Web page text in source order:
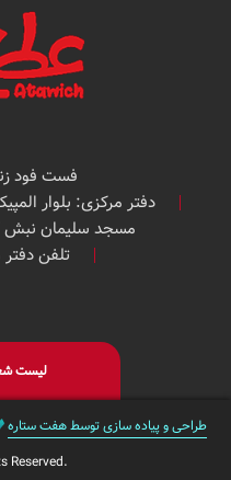
فست فود
دفتر مرکزی: بلوار
مسجد سلیمان نبش
تلفن دفتر مرکزی:
لیست
طراحی و پیاده سازی توسط هفت ستاره
Reserved.